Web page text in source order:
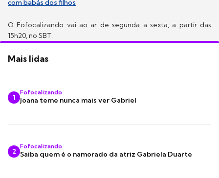
com babás dos filhos
O Fofocalizando vai ao ar de segunda a sexta, a partir das
15h20, no SBT.
Mais lidas
1
Fofocalizando
Joana teme nunca mais ver Gabriel
2
Fofocalizando
Saiba quem é o namorado da atriz Gabriela Duarte